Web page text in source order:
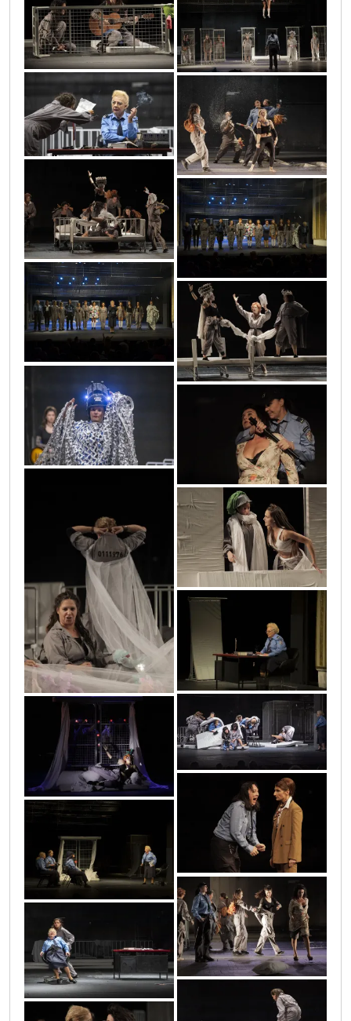
0o3a0604 0o3a2207
0o3a4689
0o3a1647
0o3a0434
0o3a4691
0o3a4690
0o3a0392
0o3a1648
0o3a0354
0o3a1315
0o3a0236
dsc3699
0o3a2889
0o3a0720
0o3a1760
dsc3738
0o3a0337
0o3a2911